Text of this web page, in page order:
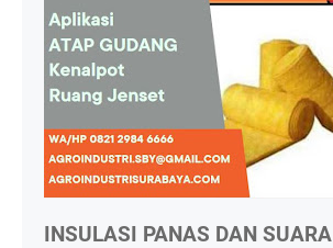
INSULASI PANAS DAN SUARA